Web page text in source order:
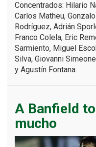
Concentrados: Hilario
Carlos Matheu,
Rodríguez, Adrián
Franco Colela, Eric
Sarmiento, Miguel
Silva, Giovanni
y Agustín Fontana.
A Banfield
mucho